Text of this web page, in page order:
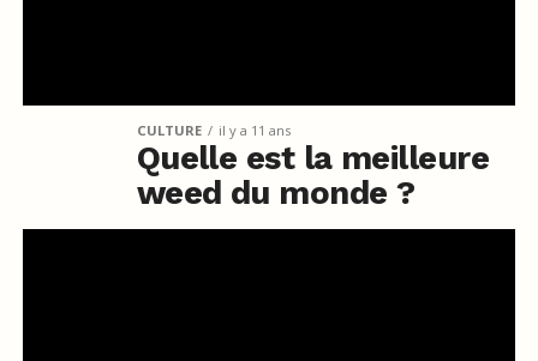
CULTURE il y a 11 ans
Quelle est la meilleure
weed du monde ?